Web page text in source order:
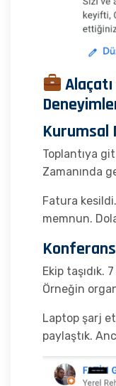
Kurumsal
Toplantıya
Zamanında
Fatura
memnun.
Ekip taşıdık.
Örneğin
Laptop şarj
paylaştık.